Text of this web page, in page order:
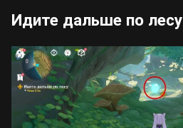
Идите дальше по лесу